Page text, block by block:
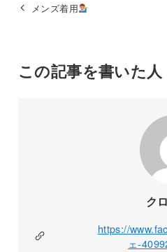
メンズ着用
この記事を書いた人
ク
https://
ェ-